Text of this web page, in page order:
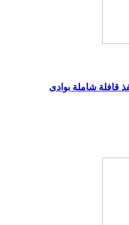
قافلة شاملة بوادى